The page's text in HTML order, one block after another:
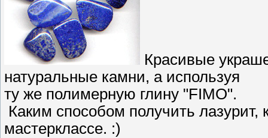
Красивые
натуральные камни, а используя
ту же полимерную глину "FIMO".
Каким способом получить
мастерклассе. :)